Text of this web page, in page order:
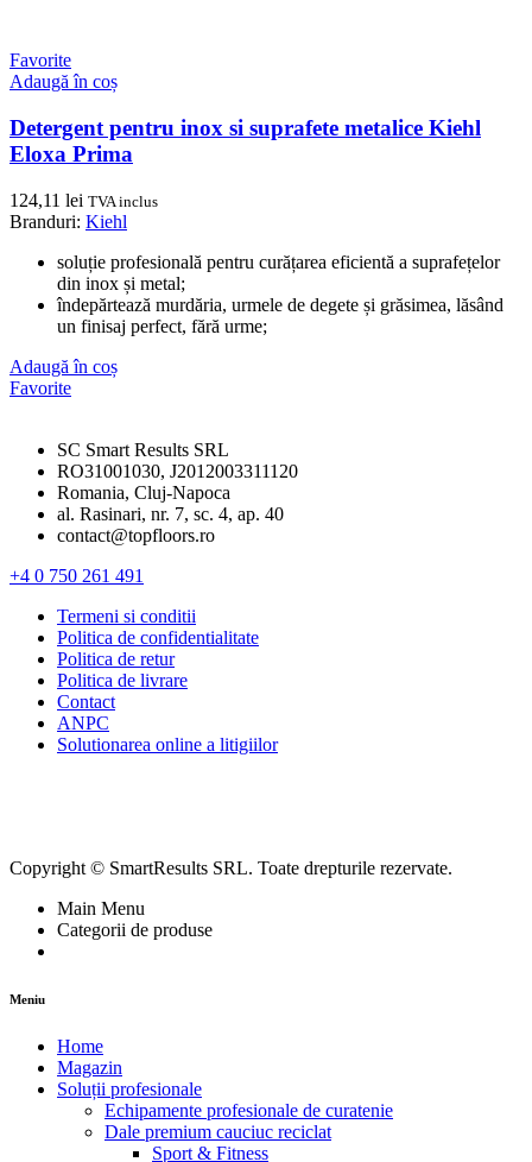
Favorite
Adaugă în coș
Detergent pentru inox si suprafete metalice Kiehl
Eloxa Prima
124,11 lei TVA inclus
Branduri: Kiehl
soluție profesională pentru curățarea eficientă a suprafețelor
din inox și metal;
îndepărtează murdăria, urmele de degete și grăsimea, lăsând
un finisaj perfect, fără urme;
Adaugă în coș
Favorite
SC Smart Results SRL
RO31001030, J2012003311120
Romania, Cluj-Napoca
al. Rasinari, nr. 7, sc. 4, ap. 40
contact@topfloors.ro
+4 0 750 261 491
Termeni si conditii
Politica de confidentialitate
Politica de retur
Politica de livrare
Contact
ANPC
Solutionarea online a litigiilor
Copyright © SmartResults SRL. Toate drepturile rezervate.
Main Menu
Categorii de produse
Meniu
Home
Magazin
Soluții profesionale
Echipamente profesionale de curatenie
Dale premium cauciuc reciclat
Sport & Fitness